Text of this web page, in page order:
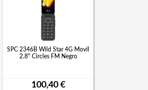
SPC 2346B Wild Star 4G Movil
2.8" Circles FM Negro
100,40 €